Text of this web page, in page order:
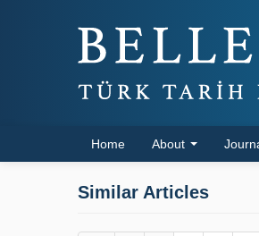
Home About
Similar Articles